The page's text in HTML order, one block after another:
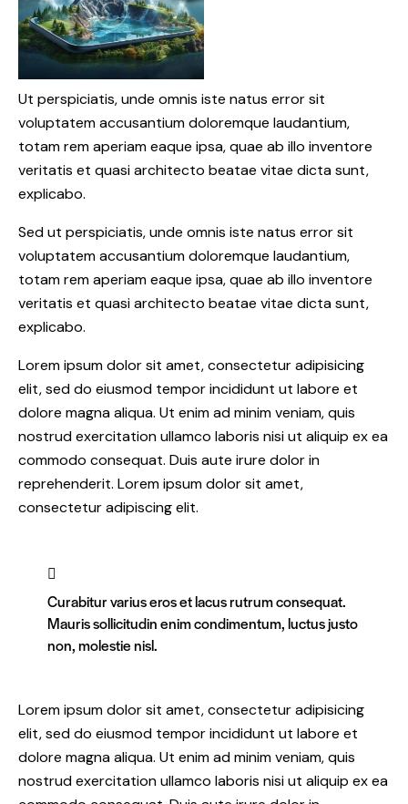
Ut perspiciatis, unde omnis iste natus error sit
voluptatem accusantium doloremque laudantium,
totam rem aperiam eaque ipsa, quae ab illo inventore
veritatis et quasi architecto beatae vitae dicta sunt,
explicabo.
Sed ut perspiciatis, unde omnis iste natus error sit
voluptatem accusantium doloremque laudantium,
totam rem aperiam eaque ipsa, quae ab illo inventore
veritatis et quasi architecto beatae vitae dicta sunt,
explicabo.
Lorem ipsum dolor sit amet, consectetur adipisicing
elit, sed do eiusmod tempor incididunt ut labore et
dolore magna aliqua. Ut enim ad minim veniam, quis
nostrud exercitation ullamco laboris nisi ut aliquip ex ea
commodo consequat. Duis aute irure dolor in
reprehenderit. Lorem ipsum dolor sit amet,
consectetur adipiscing elit.
Curabitur varius eros et lacus rutrum consequat.
Mauris sollicitudin enim condimentum, luctus justo
non, molestie nisl.
Lorem ipsum dolor sit amet, consectetur adipisicing
elit, sed do eiusmod tempor incididunt ut labore et
dolore magna aliqua. Ut enim ad minim veniam, quis
nostrud exercitation ullamco laboris nisi ut aliquip ex ea